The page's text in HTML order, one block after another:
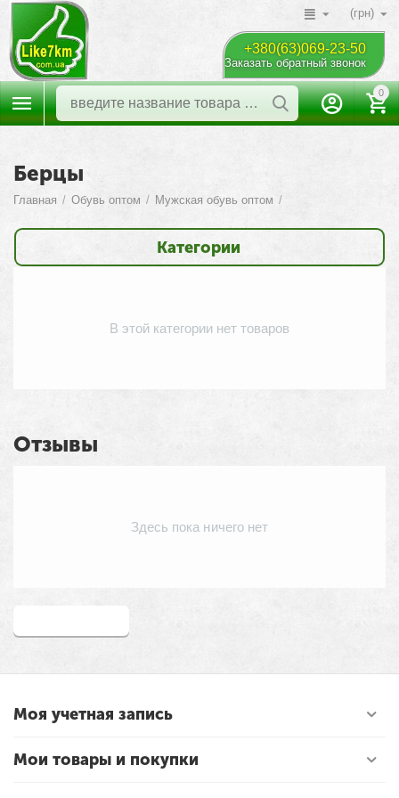
(грн)
+380(63)069-23-50
Заказать обратный звонок
0
Берцы
Главная / Обувь оптом / Мужская обувь оптом /
Категории
В этой категории нет товаров
Отзывы
Здесь пока ничего нет
Моя учетная запись
Мои товары и покупки